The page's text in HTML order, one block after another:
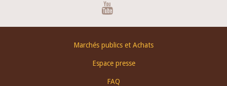
Marchés publics et Achats
Espace presse
FAQ